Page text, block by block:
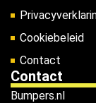
Cookiebeleid
Contact
Contact
Bumpers.nl